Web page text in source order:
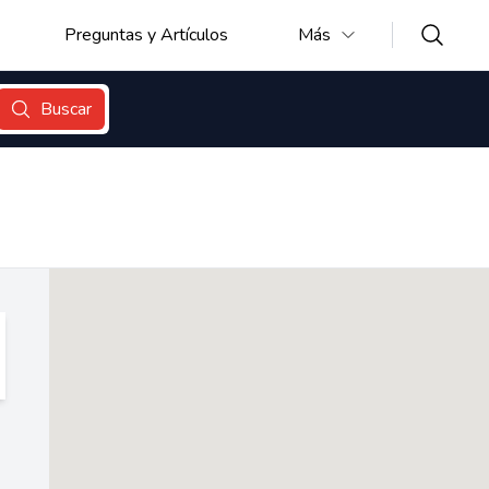
Preguntas y Artículos Más
Buscar